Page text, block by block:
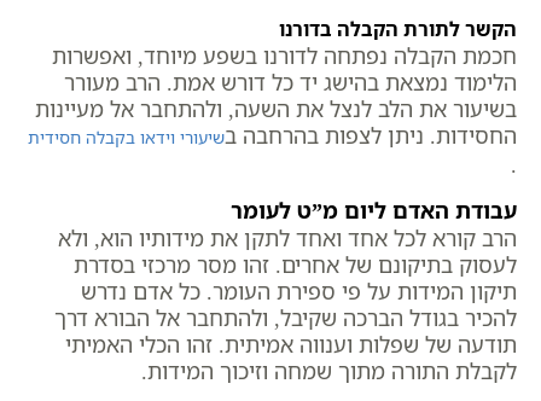
הקשר לתורת הקבלה בדורנו
חכמת הקבלה נפתחה לדורנו בשפע מיוחד, ואפשרות
הלימוד נמצאת בהישג יד כל דורש אמת. הרב מעורר
בשיעור את הלב לנצל את השעה, ולהתחבר אל מעיינות
החסידות. ניתן לצפות בהרחבה בשיעורי וידאו בקבלה חסידית
.
עבודת האדם ליום מ”ט לעומר
הרב קורא לכל אחד ואחד לתקן את מידותיו הוא, ולא
לעסוק בתיקונם של אחרים. זהו מסר מרכזי בסדרת
תיקון המידות על פי ספירת העומר. כל אדם נדרש
להכיר בגודל הברכה שקיבל, ולהתחבר אל הבורא דרך
תודעה של שפלות וענווה אמיתית. זהו הכלי האמיתי
לקבלת התורה מתוך שמחה וזיכוך המידות.